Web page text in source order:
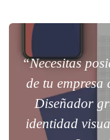
“Necesitas
de tu
Diseñador
identidad